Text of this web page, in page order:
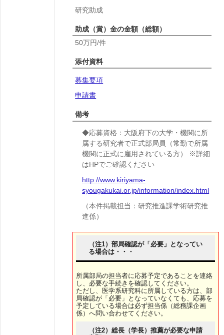
研究助成
助成（賞）金の金額（総額）
50万円/件
添付資料
募集要項
申請書
備考
◆応募資格：大阪府下の大学・機関に所
属する研究者で正式部局員（常勤で所属
機関に正式に雇用されている方） ※詳細
はHPでご確認ください
http://www.kiriyama-
syougakukai.or.jp/information/index.html
（本件掲載担当：研究推進課学術研究推
進係）
（注1）部局確認が「必要」となってい
る場合は・・・
所属部局の担当者に応募予定であることを連絡
し、必要な手続きを確認してください。
ただし、医学系研究科に所属している方は、部
局確認が「必要」となっていなくても、応募を
予定している場合は必ず担当係（総務課企画
係）へ問い合わせてください。
（注2）総長（学長）推薦が必要な申請